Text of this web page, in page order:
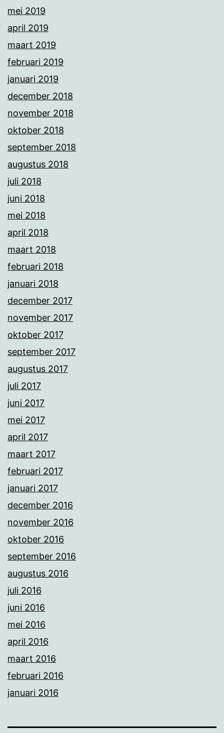
mei 2019
april 2019
maart 2019
februari 2019
januari 2019
december 2018
november 2018
oktober 2018
september 2018
augustus 2018
juli 2018
juni 2018
mei 2018
april 2018
maart 2018
februari 2018
januari 2018
december 2017
november 2017
oktober 2017
september 2017
augustus 2017
juli 2017
juni 2017
mei 2017
april 2017
maart 2017
februari 2017
januari 2017
december 2016
november 2016
oktober 2016
september 2016
augustus 2016
juli 2016
juni 2016
mei 2016
april 2016
maart 2016
februari 2016
januari 2016